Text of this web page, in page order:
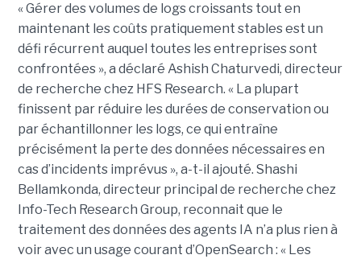
« Gérer des volumes de logs croissants tout en
maintenant les coûts pratiquement stables est un
défi récurrent auquel toutes les entreprises sont
confrontées », a déclaré Ashish Chaturvedi, directeur
de recherche chez HFS Research. « La plupart
finissent par réduire les durées de conservation ou
par échantillonner les logs, ce qui entraîne
précisément la perte des données nécessaires en
cas d’incidents imprévus », a-t-il ajouté. Shashi
Bellamkonda, directeur principal de recherche chez
Info-Tech Research Group, reconnait que le
traitement des données des agents IA n’a plus rien à
voir avec un usage courant d’OpenSearch : « Les